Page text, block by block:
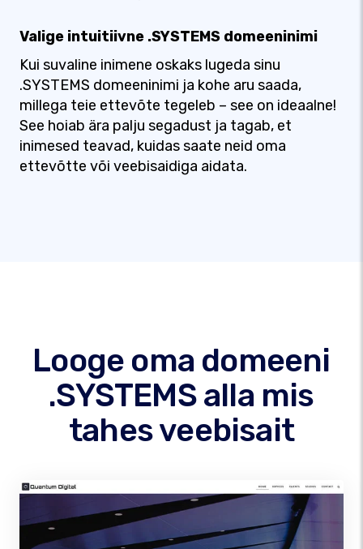
Valige intuitiivne .SYSTEMS domeeninimi
Kui suvaline inimene oskaks lugeda sinu
.SYSTEMS domeeninimi ja kohe aru saada,
millega teie ettevõte tegeleb – see on ideaalne!
See hoiab ära palju segadust ja tagab, et
inimesed teavad, kuidas saate neid oma
ettevõtte või veebisaidiga aidata.
Looge oma domeeni
.SYSTEMS alla mis
tahes veebisait